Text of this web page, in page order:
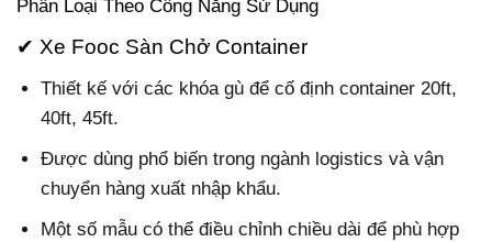
Phân Loại Theo Công Năng Sử Dụng
✔ Xe Fooc Sàn Chở Container
Thiết kế với các khóa gù để cố định container 20ft,
40ft, 45ft.
Được dùng phổ biến trong ngành logistics và vận
chuyển hàng xuất nhập khẩu.
Một số mẫu có thể điều chỉnh chiều dài để phù hợp